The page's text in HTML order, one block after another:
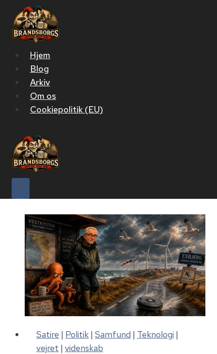
Fortsæt
indhold
Hjem
Blog
Arkiv
Om os
Cookiepolitik (EU)
Satire | Politik | Samfund | Teknologi |
vejret | videnskab